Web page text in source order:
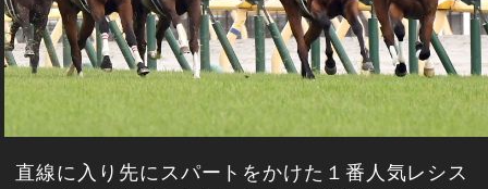
直線に入り先にスパートをかけた１番人気レシス